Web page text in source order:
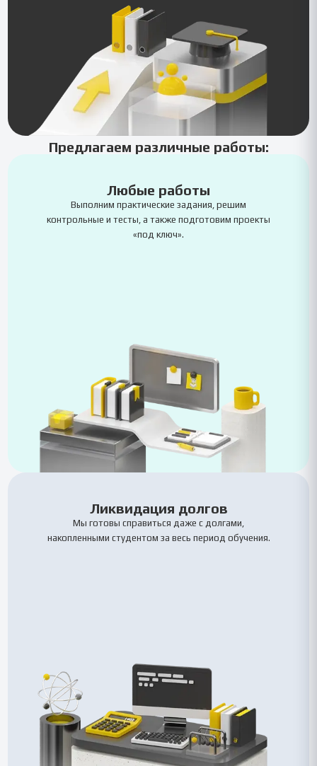
Предлагаем различные работы:
Любые работы
Выполним практические задания, решим
контрольные и тесты, а также подготовим проекты
«под ключ».
Ликвидация долгов
Мы готовы справиться даже с долгами,
накопленными студентом за весь период обучения.